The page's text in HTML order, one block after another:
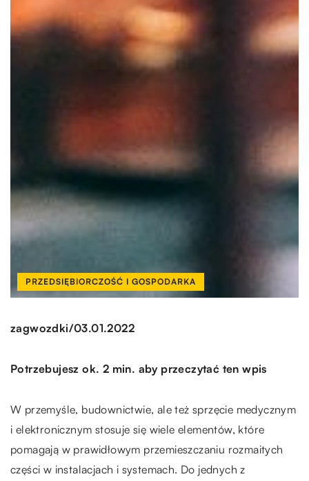
PRZEDSIĘBIORCZOŚĆ I GOSPODARKA
zagwozdki/03.01.2022
Potrzebujesz ok. 2 min. aby przeczytać ten wpis
W przemyśle, budownictwie, ale też sprzęcie medycznym
i elektronicznym stosuje się wiele elementów, które
pomagają w prawidłowym przemieszczaniu rozmaitych
części w instalacjach i systemach. Do jednych z